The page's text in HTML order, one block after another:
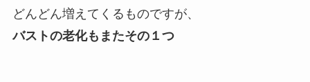
どんどん増えてくるものですが、
バストの老化もまたその１つ